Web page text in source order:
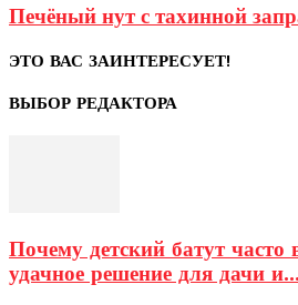
Печёный нут с тахинной
ЭТО ВАС ЗАИНТЕРЕСУЕТ!
ВЫБОР РЕДАКТОРА
Почему детский батут
удачное решение для дачи и...